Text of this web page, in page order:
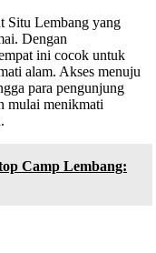
Situ Lembang yang
Dengan
ini cocok untuk
alam. Akses menuju
para pengunjung
mulai menikmati
Camp Lembang: